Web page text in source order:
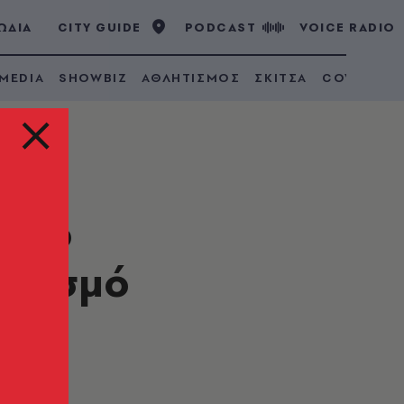
CITY GUIDE PODCAST VOICE RADIO
SHOWBIZ ΑΘΛΗΤΙΣΜΟΣ ΣΚΙΤΣΑ COVID 19
το